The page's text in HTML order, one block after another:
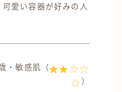
愛い容器が好みの人
・敏感肌（
）